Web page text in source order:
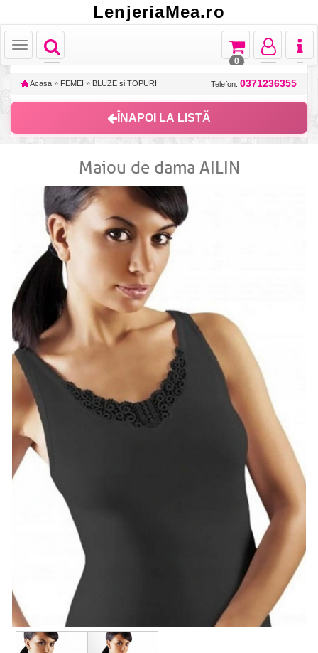
LenjeriaMea.ro
Toggle
navigation
Toggle
Toggle
navigation
Toggle
navigation
Toggle
navigation
0
Acasa » FEMEI » BLUZE si TOPURI Telefon: 0371236355
ÎNAPOI LA LISTĂ
Maiou de dama AILIN